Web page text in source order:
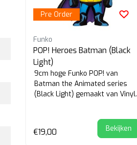
Pre Order
Funko
POP! Heroes Batman (Black
Light)
9cm hoge Funko POP! van
Batman the Animated series
(Black Light) gemaakt van Vinyl.
€19,00 Bekijken